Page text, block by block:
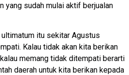
yang sudah mulai aktif berjualan
itu sekitar Agustus
Kalau tidak akan kita berikan
memang tidak ditempati berarti
daerah untuk kita berikan kepada